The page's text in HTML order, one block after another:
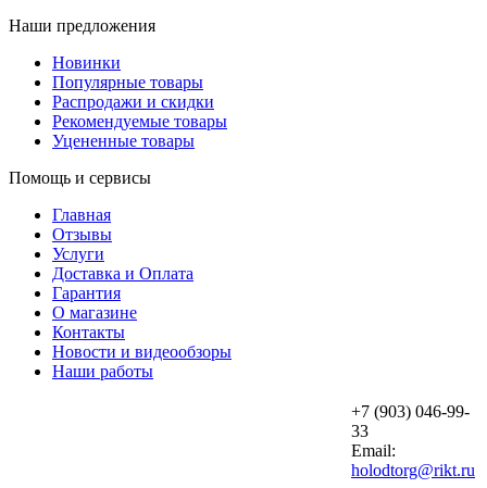
Наши предложения
Новинки
Популярные товары
Распродажи и скидки
Рекомендуемые товары
Уцененные товары
Помощь и сервисы
Главная
Отзывы
Услуги
Доставка и Оплата
Гарантия
О магазине
Контакты
Новости и видеообзоры
Наши работы
+7 (903) 046-99-
33
Email:
holodtorg@rikt.ru